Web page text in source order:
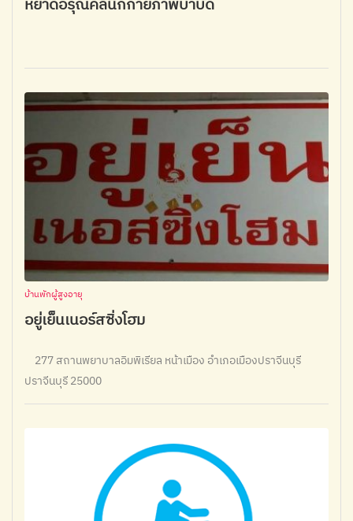
หยาดอรุณคลินิกกายภาพบำบัด
บ้านพักผู้สูงอายุ
อยู่เย็นเนอร์สซิ่งโฮม
277 สถานพยาบาลอิมพิเรียล หน้าเมือง อำเภอเมืองปราจีนบุรี
ปราจีนบุรี 25000